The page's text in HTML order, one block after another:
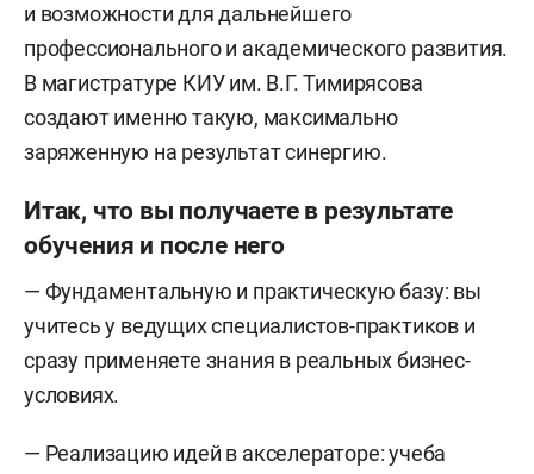
и возможности для дальнейшего
профессионального и академического развития.
В магистратуре КИУ им. В.Г. Тимирясова
создают именно такую, максимально
заряженную на результат синергию.
Итак, что вы получаете в результате
обучения и после него
— Фундаментальную и практическую базу: вы
учитесь у ведущих специалистов-практиков и
сразу применяете знания в реальных бизнес-
условиях.
— Реализацию идей в акселераторе: учеба